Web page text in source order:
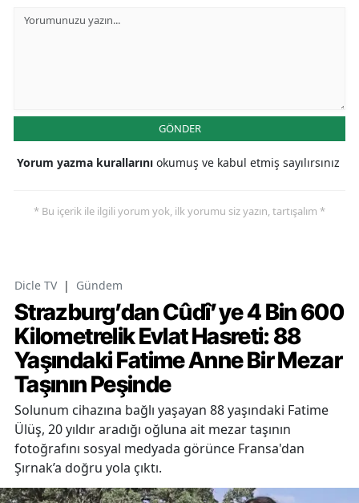
GÖNDER
Yorum yazma kurallarını okumuş ve kabul etmiş sayılırsınız
* Bu içerik ile ilgili yorum yok, ilk yorumu siz yazın, tartışalım *
Dicle TV | Gündem
Strazburg’dan Cûdî’ye 4 Bin 600
Kilometrelik Evlat Hasreti: 88
Yaşındaki Fatime Anne Bir Mezar
Taşının Peşinde
Solunum cihazına bağlı yaşayan 88 yaşındaki Fatime
Ülüş, 20 yıldır aradığı oğluna ait mezar taşının
fotoğrafını sosyal medyada görünce Fransa'dan
Şırnak’a doğru yola çıktı.